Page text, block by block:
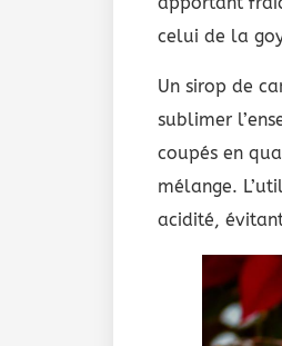
celui de la
Un sirop de
sublimer
coupés en
mélange.
acidité,